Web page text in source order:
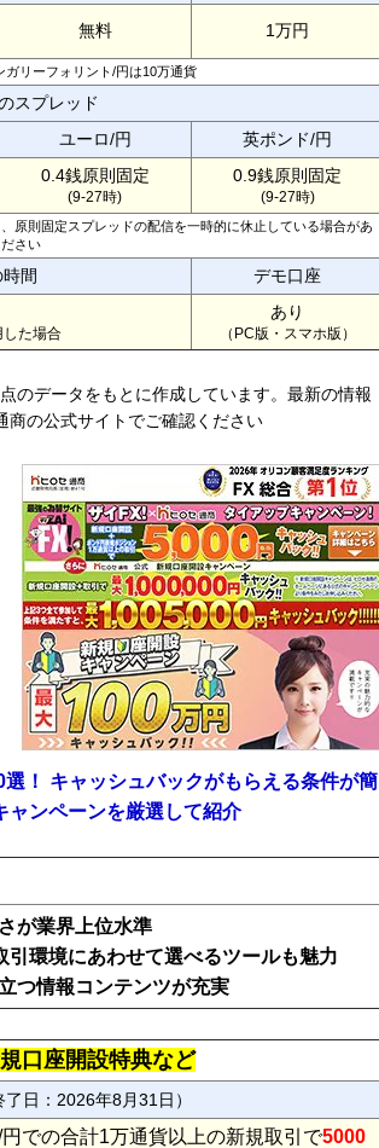
無料 1万円
リーフォリント/円は10万通貨
スプレッド
ユーロ/円
英ポンド/円
0.4銭原則固定
(9-27時)
0.9銭原則固定
(9-27時)
原則固定スプレッドの配信を一時的に休止している場合があ
さい
間
デモ口座
た場合
あり
（PC版・スマホ版）
のデータをもとに作成しています。最新の情報
商の公式サイトでご確認ください
！ キャッシュバックがもらえる条件が簡
ャンペーンを厳選して紹介
が業界上位水準
環境にあわせて選べるツールも魅力
つ情報コンテンツが充実
口座開設特典など
了日：2026年8月31日）
での合計1万通貨以上の新規取引で5000